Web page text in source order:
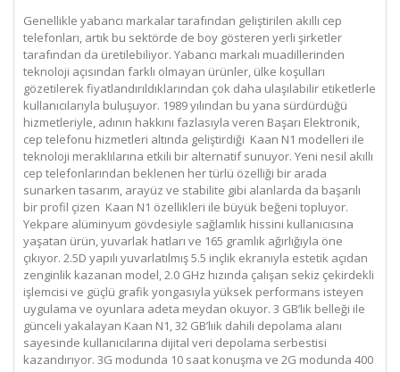
Genellikle yabancı markalar tarafından geliştirilen akıllı cep
telefonları, artık bu sektörde de boy gösteren yerli şirketler
tarafından da üretilebiliyor. Yabancı markalı muadillerinden
teknoloji açısından farklı olmayan ürünler, ülke koşulları
gözetilerek fiyatlandırıldıklarından çok daha ulaşılabilir etiketlerle
kullanıcılarıyla buluşuyor. 1989 yılından bu yana sürdürdüğü
hizmetleriyle, adının hakkını fazlasıyla veren Başarı Elektronik,
cep telefonu hizmetleri altında geliştirdiği Kaan N1 modelleri ile
teknoloji meraklılarına etkili bir alternatif sunuyor. Yeni nesil akıllı
cep telefonlarından beklenen her türlü özelliği bir arada
sunarken tasarım, arayüz ve stabilite gibi alanlarda da başarılı
bir profil çizen Kaan N1 özellikleri ile büyük beğeni topluyor.
Yekpare alüminyum gövdesiyle sağlamlık hissini kullanıcısına
yaşatan ürün, yuvarlak hatları ve 165 gramlık ağırlığıyla öne
çıkıyor. 2.5D yapılı yuvarlatılmış 5.5 inçlik ekranıyla estetik açıdan
zenginlik kazanan model, 2.0 GHz hızında çalışan sekiz çekirdekli
işlemcisi ve güçlü grafik yongasıyla yüksek performans isteyen
uygulama ve oyunlara adeta meydan okuyor. 3 GB’lik belleği ile
günceli yakalayan Kaan N1, 32 GB’lıik dahili depolama alanı
sayesinde kullanıcılarına dijital veri depolama serbestisi
kazandırıyor. 3G modunda 10 saat konuşma ve 2G modunda 400